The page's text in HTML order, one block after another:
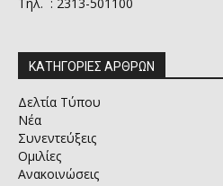
ΚΑΤΗΓΟΡΙΕΣ ΑΡΘΡΩΝ
Δελτία Τύπου
Νέα
Συνεντεύξεις
Ομιλίες
Ανακοινώσεις